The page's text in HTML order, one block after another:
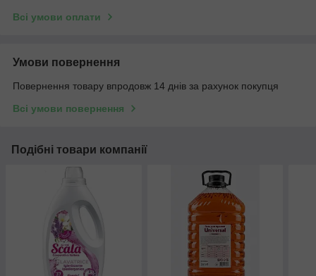
Всі умови оплати
Умови повернення
Повернення товару впродовж 14 днів за рахунок покупця
Всі умови повернення
Подібні товари компанії